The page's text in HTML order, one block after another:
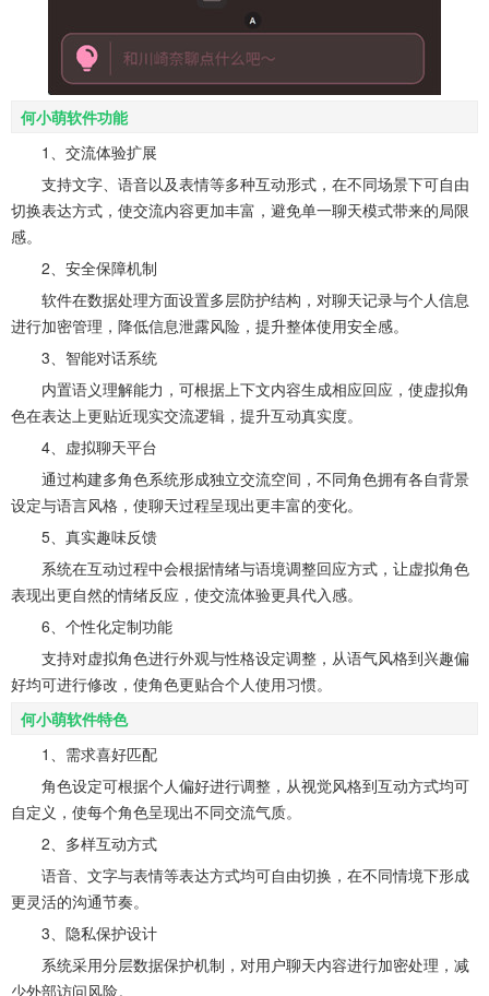
何小萌软件功能
1、交流体验扩展
支持文字、语音以及表情等多种互动形式，在不同场景下可自由
切换表达方式，使交流内容更加丰富，避免单一聊天模式带来的局限
感。
2、安全保障机制
软件在数据处理方面设置多层防护结构，对聊天记录与个人信息
进行加密管理，降低信息泄露风险，提升整体使用安全感。
3、智能对话系统
内置语义理解能力，可根据上下文内容生成相应回应，使虚拟角
色在表达上更贴近现实交流逻辑，提升互动真实度。
4、虚拟聊天平台
通过构建多角色系统形成独立交流空间，不同角色拥有各自背景
设定与语言风格，使聊天过程呈现出更丰富的变化。
5、真实趣味反馈
系统在互动过程中会根据情绪与语境调整回应方式，让虚拟角色
表现出更自然的情绪反应，使交流体验更具代入感。
6、个性化定制功能
支持对虚拟角色进行外观与性格设定调整，从语气风格到兴趣偏
好均可进行修改，使角色更贴合个人使用习惯。
何小萌软件特色
1、需求喜好匹配
角色设定可根据个人偏好进行调整，从视觉风格到互动方式均可
自定义，使每个角色呈现出不同交流气质。
2、多样互动方式
语音、文字与表情等表达方式均可自由切换，在不同情境下形成
更灵活的沟通节奏。
3、隐私保护设计
系统采用分层数据保护机制，对用户聊天内容进行加密处理，减
少外部访问风险。